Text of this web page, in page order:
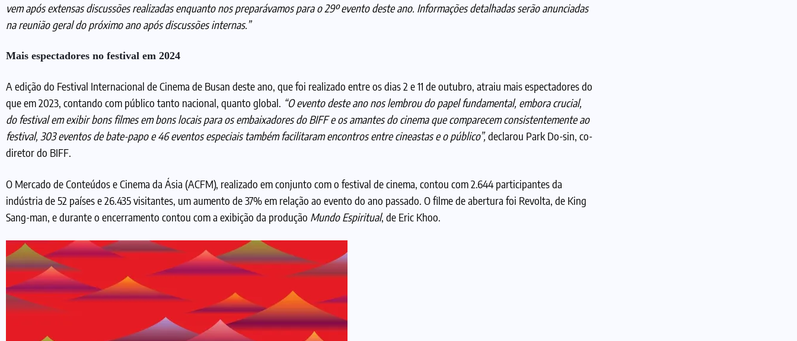
vem após extensas discussões realizadas enquanto nos preparávamos para o 29º evento deste ano. Informações detalhadas serão anunciadas
na reunião geral do próximo ano após discussões internas.”
Mais espectadores no festival em 2024
A edição do Festival Internacional de Cinema de Busan deste ano, que foi realizado entre os dias 2 e 11 de outubro, atraiu mais espectadores do
que em 2023, contando com público tanto nacional, quanto global. “O evento deste ano nos lembrou do papel fundamental, embora crucial,
do festival em exibir bons filmes em bons locais para os embaixadores do BIFF e os amantes do cinema que comparecem consistentemente ao
festival, 303 eventos de bate-papo e 46 eventos especiais também facilitaram encontros entre cineastas e o público”, declarou Park Do-sin, co-
diretor do BIFF.
O Mercado de Conteúdos e Cinema da Ásia (ACFM), realizado em conjunto com o festival de cinema, contou com 2.644 participantes da
indústria de 52 países e 26.435 visitantes, um aumento de 37% em relação ao evento do ano passado. O filme de abertura foi Revolta, de King
Sang-man, e durante o encerramento contou com a exibição da produção Mundo Espiritual, de Eric Khoo.